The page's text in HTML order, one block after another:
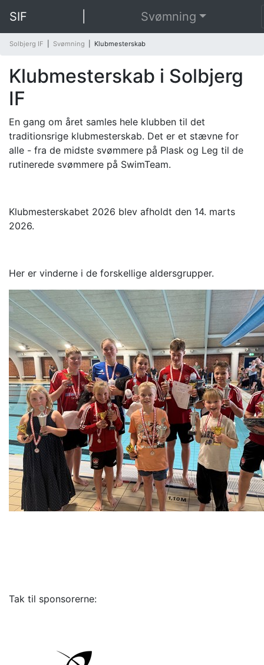
SIF Svømning
Solbjerg IF Svømning Klubmesterskab
Klubmesterskab i Solbjerg
IF
En gang om året samles hele klubben til det
traditionsrige klubmesterskab. Det er et stævne for
alle - fra de midste svømmere på Plask og Leg til de
rutinerede svømmere på SwimTeam.
Klubmesterskabet 2026 blev afholdt den 14. marts
2026.
Her er vinderne i de forskellige aldersgrupper.
Tak til sponsorerne: